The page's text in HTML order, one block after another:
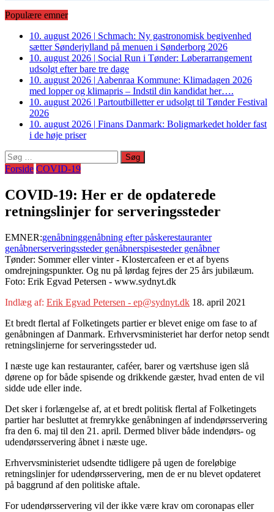
Populære emner
10. august 2026 | Schmach: Ny gastronomisk begivenhed
sætter Sønderjylland på menuen i Sønderborg 2026
10. august 2026 | Social Run i Tønder: Løberarrangement
udsolgt efter bare tre dage
10. august 2026 | Aabenraa Kommune: Klimadagen 2026
med lopper og klimapris – Indstil din kandidat her….
10. august 2026 | Partoutbilletter er udsolgt til Tønder Festival
2026
10. august 2026 | Finans Danmark: Boligmarkedet holder fast
i de høje priser
Søg
efter:
Forside COVID-19
COVID-19: Her er de opdaterede
retningslinjer for serveringssteder
EMNER:genåbninggenåbning efter påskerestauranter
genåbnerserveringssteder genåbnerspisesteder genåbner
Tønder: Sommer eller vinter - Klostercafeen er et af byens
omdrejningspunkter. Og nu på lørdag fejres der 25 års jubilæum.
Foto: Erik Egvad Petersen - www.sydnyt.dk
Indlæg af: Erik Egvad Petersen - ep@sydnyt.dk 18. april 2021
Et bredt flertal af Folketingets partier er blevet enige om fase to af
genåbningen af Danmark. Erhvervsministeriet har derfor netop sendt
retningslinjerne for serveringssteder ud.
I næste uge kan restauranter, caféer, barer og værtshuse igen slå
dørene op for både spisende og drikkende gæster, hvad enten de vil
sidde ude eller inde.
Det sker i forlængelse af, at et bredt politisk flertal af Folketingets
partier har besluttet at fremrykke genåbningen af indendørsservering
fra den 6. maj til den 21. april. Dermed bliver både indendørs- og
udendørsservering åbnet i næste uge.
Erhvervsministeriet udsendte tidligere på ugen de foreløbige
retningslinjer for udendørsservering, men de er nu blevet opdateret
på baggrund af den politiske aftale.
For udendørsservering vil der ikke være krav om coronapas eller